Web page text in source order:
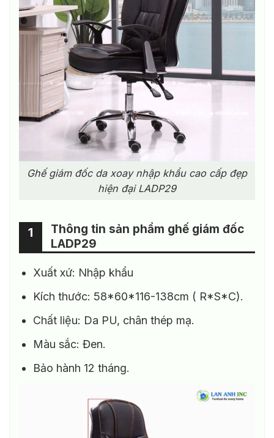
Ghế giám đốc da xoay nhập khẩu cao cấp đẹp
hiện đại LADP29
Thông tin sản phẩm ghế giám đốc
LADP29
1
Xuất xứ: Nhập khẩu
Kích thước: 58*60*116-138cm ( R*S*C).
Chất liệu: Da PU, chân thép mạ.
Màu sắc: Đen.
Bảo hành 12 tháng.